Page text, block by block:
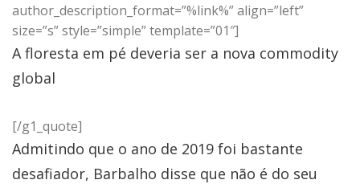
author_description_format=”%link%” align=”left”
size=”s” style=”simple” template=”01″]
A floresta em pé deveria ser a nova commodity
global
[/g1_quote]
Admitindo que o ano de 2019 foi bastante
desafiador, Barbalho disse que não é do seu